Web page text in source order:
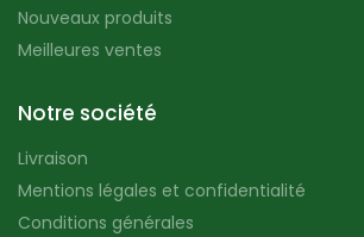
Nouveaux produits
Meilleures ventes
Notre société
Livraison
Mentions légales et confidentialité
Conditions générales